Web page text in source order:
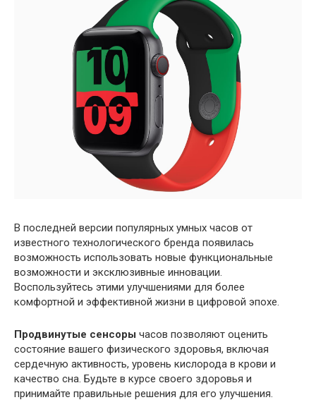
В последней версии популярных умных часов от
известного технологического бренда появилась
возможность использовать новые функциональные
возможности и эксклюзивные инновации.
Воспользуйтесь этими улучшениями для более
комфортной и эффективной жизни в цифровой эпохе.
Продвинутые сенсоры часов позволяют оценить
состояние вашего физического здоровья, включая
сердечную активность, уровень кислорода в крови и
качество сна. Будьте в курсе своего здоровья и
принимайте правильные решения для его улучшения.